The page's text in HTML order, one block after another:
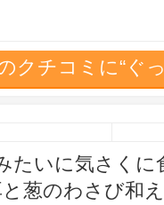
クチコミに“ぐ
たいに気さく
葱のわさび和